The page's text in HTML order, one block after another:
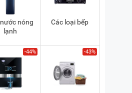
nóng
lạnh
Các loại bếp
-44% -43%